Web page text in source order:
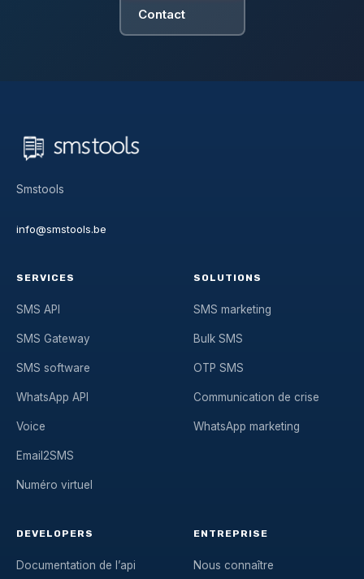
Contact
Smstools
info@smstools.be
SERVICES
SMS API
SMS Gateway
SMS software
WhatsApp API
Voice
Email2SMS
Numéro virtuel
SOLUTIONS
SMS marketing
Bulk SMS
OTP SMS
Communication de crise
WhatsApp marketing
DEVELOPERS
Documentation de l’api
ENTREPRISE
Nous connaître